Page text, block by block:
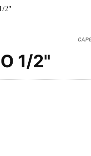
2"
1/2"